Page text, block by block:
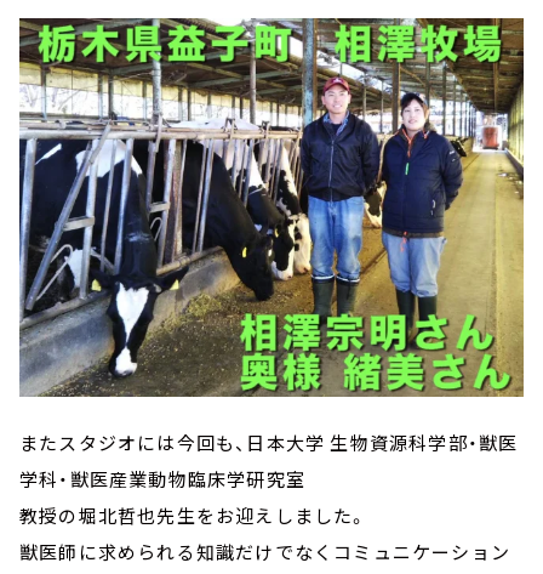
またスタジオには今回も、日本大学 生物資源科学部・獣医
学科・獣医産業動物臨床学研究室
教授の堀北哲也先生をお迎えしました。
獣医師に求められる知識だけでなくコミュニケーション